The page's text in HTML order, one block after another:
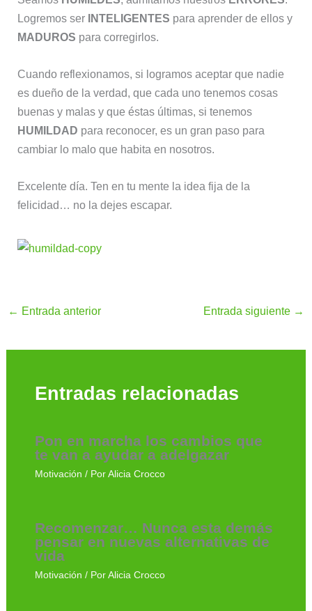
Logremos ser INTELIGENTES para aprender de ellos y
MADUROS para corregirlos.
Cuando reflexionamos, si logramos aceptar que nadie
es dueño de la verdad, que cada uno tenemos cosas
buenas y malas y que éstas últimas, si tenemos
HUMILDAD para reconocer, es un gran paso para
cambiar lo malo que habita en nosotros.
Excelente día. Ten en tu mente la idea fija de la
felicidad… no la dejes escapar.
← Entrada anterior Entrada siguiente →
Entradas relacionadas
Pon en marcha los cambios que
te van a ayudar a adelgazar
Motivación / Por Alicia Crocco
Recomenzar… Nunca esta demás
pensar en nuevas alternativas de
vida
Motivación / Por Alicia Crocco